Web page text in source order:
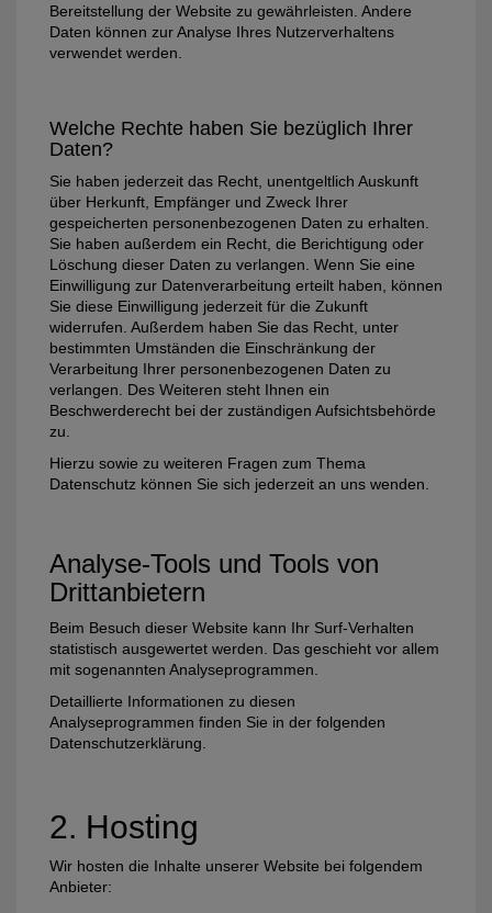
Bereitstellung der Website zu gewährleisten. Andere
Daten können zur Analyse Ihres Nutzerverhaltens
verwendet werden.
Welche Rechte haben Sie bezüglich Ihrer
Daten?
Sie haben jederzeit das Recht, unentgeltlich Auskunft
über Herkunft, Empfänger und Zweck Ihrer
gespeicherten personenbezogenen Daten zu erhalten.
Sie haben außerdem ein Recht, die Berichtigung oder
Löschung dieser Daten zu verlangen. Wenn Sie eine
Einwilligung zur Datenverarbeitung erteilt haben, können
Sie diese Einwilligung jederzeit für die Zukunft
widerrufen. Außerdem haben Sie das Recht, unter
bestimmten Umständen die Einschränkung der
Verarbeitung Ihrer personenbezogenen Daten zu
verlangen. Des Weiteren steht Ihnen ein
Beschwerderecht bei der zuständigen Aufsichtsbehörde
zu.
Hierzu sowie zu weiteren Fragen zum Thema
Datenschutz können Sie sich jederzeit an uns wenden.
Analyse-Tools und Tools von
Dritt­anbietern
Beim Besuch dieser Website kann Ihr Surf-Verhalten
statistisch ausgewertet werden. Das geschieht vor allem
mit sogenannten Analyseprogrammen.
Detaillierte Informationen zu diesen
Analyseprogrammen finden Sie in der folgenden
Datenschutzerklärung.
2. Hosting
Wir hosten die Inhalte unserer Website bei folgendem
Anbieter: